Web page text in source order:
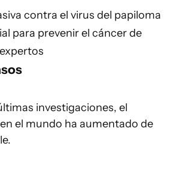
contra el virus del papiloma
para prevenir el cáncer de
investigaciones, el
el mundo ha aumentado de